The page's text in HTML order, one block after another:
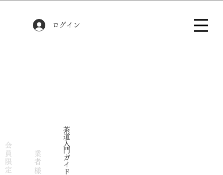
ログイン
会員限定 業者様 茶道入門ガイド